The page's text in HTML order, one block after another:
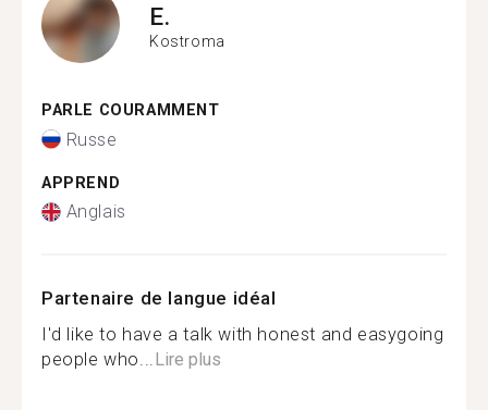
E.
Kostroma
PARLE COURAMMENT
Russe
APPREND
Anglais
Partenaire de langue idéal
I'd like to have a talk with honest and easygoing
people who...Lire plus